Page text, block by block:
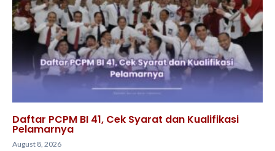
Daftar PCPM BI 41, Cek Syarat dan Kualifikasi
Pelamarnya
August 8, 2026